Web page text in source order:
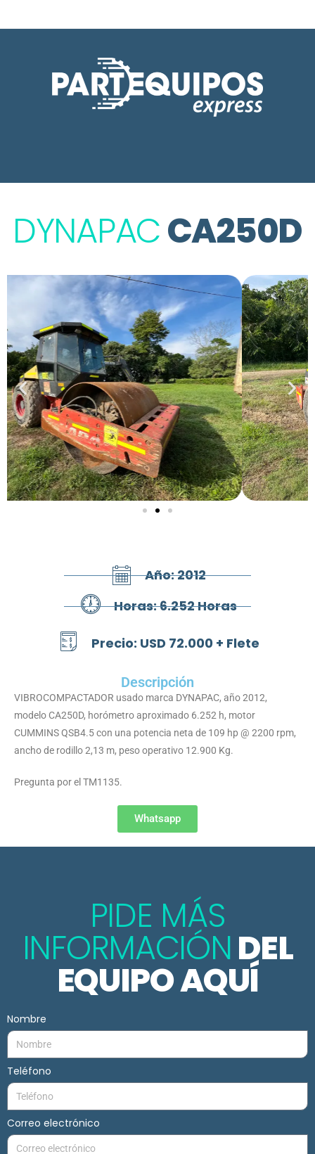
DYNAPACCA250D
Año: 2012
Horas: 6.252 Horas
Precio: USD 72.000 + Flete
Descripción
VIBROCOMPACTADOR usado marca DYNAPAC, año 2012,
modelo CA250D, horómetro aproximado 6.252 h, motor
CUMMINS QSB4.5 con una potencia neta de 109 hp @ 2200 rpm,
ancho de rodillo 2,13 m, peso operativo 12.900 Kg.
Pregunta por el TM1135.
Whatsapp
PIDE MÁS
INFORMACIÓNDEL
EQUIPO AQUÍ
Nombre
Teléfono
Correo electrónico